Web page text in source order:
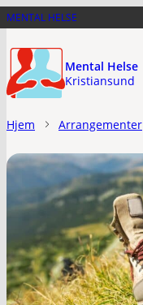
Hopp
hovedinnhold
MENTAL HELSE
Mental Helse
Kristiansund
Hjem Arrangementer